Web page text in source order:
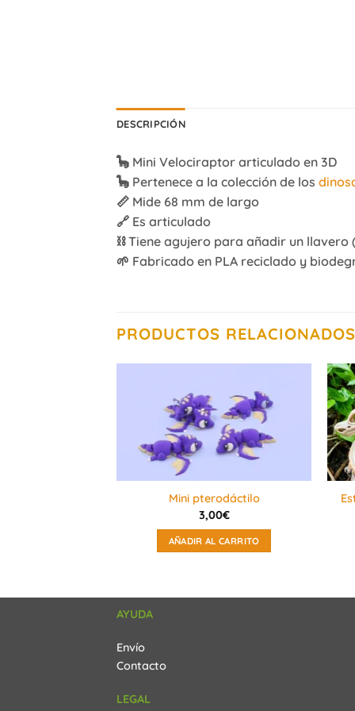
DESCRIPCIÓN
🦕 Mini Velociraptor articulado en 3D
🦕 Pertenece a la colección de los
📏 Mide 68 mm de largo
🔗 Es articulado
⛓️ Tiene agujero para añadir un llavero
🌱 Fabricado en PLA reciclado y
PRODUCTOS RELACIONADOS
Mini pterodáctilo
3,00€
AÑADIR AL CARRITO
AYUDA
Envío
Contacto
LEGAL